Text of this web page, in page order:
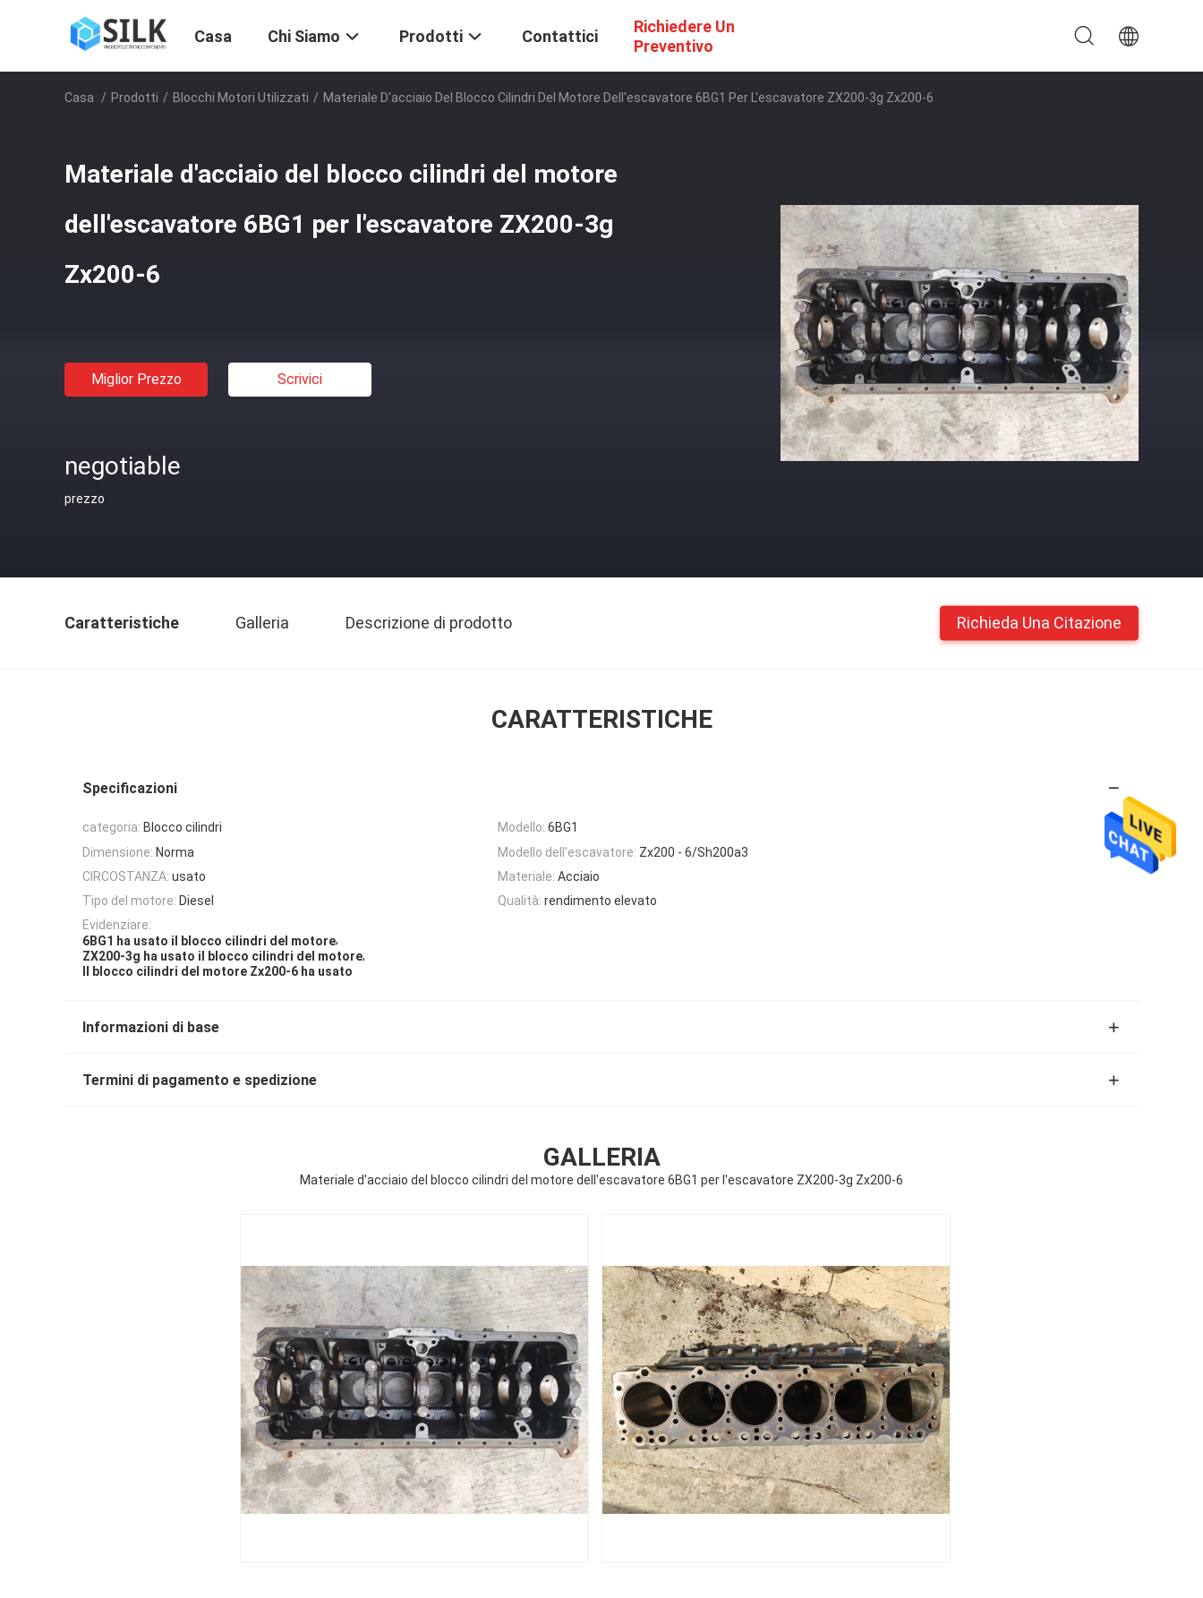
Casa Chi Siamo Prodotti Contattici
Richiedere Un
Preventivo
Casa / Prodotti / Blocchi Motori Utilizzati / Materiale D'acciaio Del Blocco Cilindri Del Motore Dell'escavatore 6BG1 Per L'escavatore ZX200-3g Zx200-6
Materiale d'acciaio del blocco cilindri del motore
dell'escavatore 6BG1 per l'escavatore ZX200-3g
Zx200-6
Miglior Prezzo Scrivici
negotiable
prezzo
Caratteristiche Galleria Descrizione di prodotto Richieda Una Citazione
CARATTERISTICHE
Specificazioni
categoria: Blocco cilindri Modello: 6BG1
Dimensione: Norma Modello dell'escavatore: Zx200 - 6/Sh200a3
CIRCOSTANZA: usato Materiale: Acciaio
Tipo del motore: Diesel Qualità: rendimento elevato
Evidenziare:
6BG1 ha usato il blocco cilindri del motore,
ZX200-3g ha usato il blocco cilindri del motore,
Il blocco cilindri del motore Zx200-6 ha usato
Informazioni di base
Termini di pagamento e spedizione
GALLERIA
Materiale d'acciaio del blocco cilindri del motore dell'escavatore 6BG1 per l'escavatore ZX200-3g Zx200-6